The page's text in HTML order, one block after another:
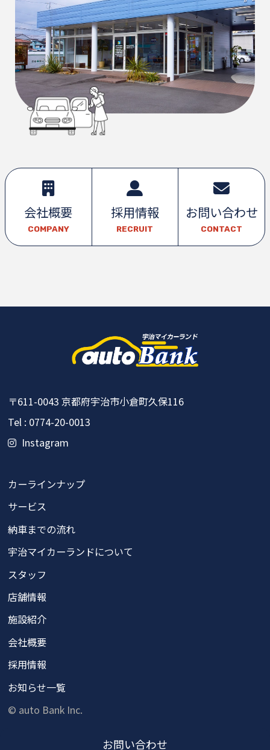
お問い合わせ
会社概要
COMPANY
採用情報
RECRUIT
お問い合わせ
CONTACT
〒611-0043京都府宇治市小倉町久保116
Tel : 0774-20-0013
Instagram
カーラインナップ
サービス
納車までの流れ
宇治マイカーランドについて
スタッフ
店舗情報
施設紹介
会社概要
採用情報
お知らせ一覧
© auto Bank Inc.